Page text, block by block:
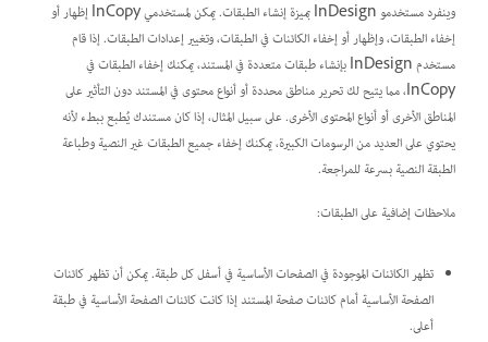
وينفرد مستخدمو InDesign بميزة إنشاء الطبقات. يمكن لمستخدمي InCopy إظهار أو
إخفاء الطبقات، وإظهار أو إخفاء الكائنات في الطبقات، وتغيير إعدادات الطبقات. إذا قام
مستخدم InDesign بإنشاء طبقات متعددة في المستند، يمكنك إخفاء الطبقات في
InCopy، مما يتيح لك تحرير مناطق محددة أو أنواع محتوى في المستند دون التأثير على
المناطق الأخرى أو أنواع المحتوى الأخرى. على سبيل المثال، إذا كان مستندك يُطبع ببطء لأنه
يحتوي على العديد من الرسومات الكبيرة، يمكنك إخفاء جميع الطبقات غير النصية وطباعة
الطبقة النصية بسرعة للمراجعة.
ملاحظات إضافية على الطبقات:
تظهر الكائنات الموجودة في الصفحات الأساسية في أسفل كل طبقة. يمكن أن تظهر كائنات
الصفحة الأساسية أمام كائنات صفحة المستند إذا كانت كائنات الصفحة الأساسية في طبقة
أعلى.